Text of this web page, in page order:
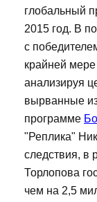
глобальный
2015 год. В
с
крайней
анализируя
вырванные
программе
"Реплика"
следствия, в
Торлопова
чем на 2,5